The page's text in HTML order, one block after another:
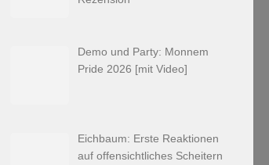
Demo und Party: Monnem
Pride 2026 [mit Video]
Eichbaum: Erste Reaktionen
auf offensichtliches Scheitern